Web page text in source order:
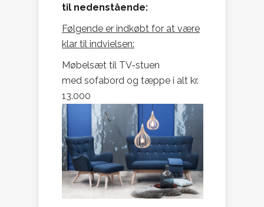
til nedenstående:
Følgende er indkøbt for at være
klar til indvielsen:
Møbelsæt til TV-stuen
med sofabord og tæppe i alt kr.
13.000